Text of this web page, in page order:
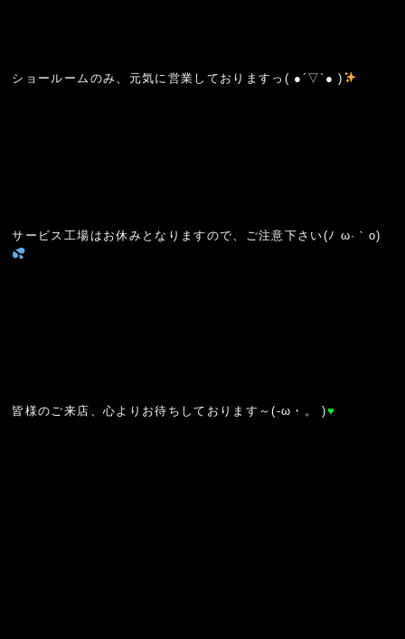
ショールームのみ、元気に営業しておりますっ( ●´▽`● )
サービス工場はお休みとなりますので、ご注意下さい(ﾉ ω·｀o)
皆様のご来店、心よりお待ちしております～(-ω・。 )♥